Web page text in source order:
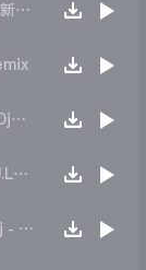
【沈风串烧】DJ大宝-全中文Melbourne新弹跳一飞冲天重低音上劲风暴MUSIC慢摇大碟
【沈风串烧】2K26.7y16r口水干声修改-Dj东东Remix
【沈风外文】Luciana-Im still Hot 改DJ.LoZe
【沈风外文】Justin Bieber Nicki Minaj - Beauty And A Beat (DjHope小春 Extended Mix)